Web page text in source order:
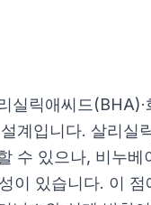
실릭애씨드(BHA)·
계입니다. 살리실
수 있으나, 비누베
이 있습니다. 이